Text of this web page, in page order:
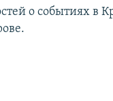
о событиях в